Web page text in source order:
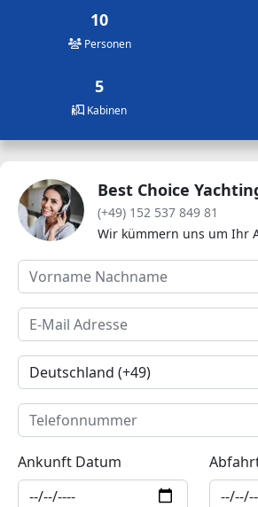
10
Personen
5
Kabinen
Best Choice
(+49) 152 537 849 81
Wir kümmern uns um Ihr
Ankunft Datum